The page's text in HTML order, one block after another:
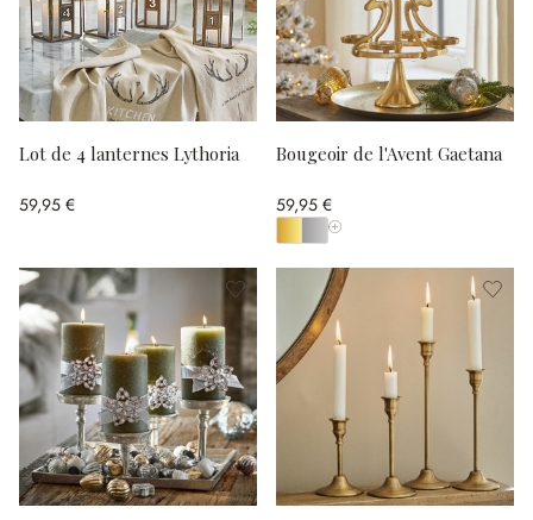
Lot de 4 lanternes Lythoria
59,95 €
Bougeoir de l'Avent Gaetana
59,95 €
Afficher toutes les couleurs